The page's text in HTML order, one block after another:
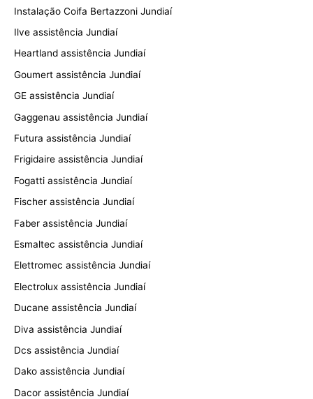
Instalação Coifa Bertazzoni Jundiaí
Ilve assistência Jundiaí
Heartland assistência Jundiaí
Goumert assistência Jundiaí
GE assistência Jundiaí
Gaggenau assistência Jundiaí
Futura assistência Jundiaí
Frigidaire assistência Jundiaí
Fogatti assistência Jundiaí
Fischer assistência Jundiaí
Faber assistência Jundiaí
Esmaltec assistência Jundiaí
Elettromec assistência Jundiaí
Electrolux assistência Jundiaí
Ducane assistência Jundiaí
Diva assistência Jundiaí
Dcs assistência Jundiaí
Dako assistência Jundiaí
Dacor assistência Jundiaí